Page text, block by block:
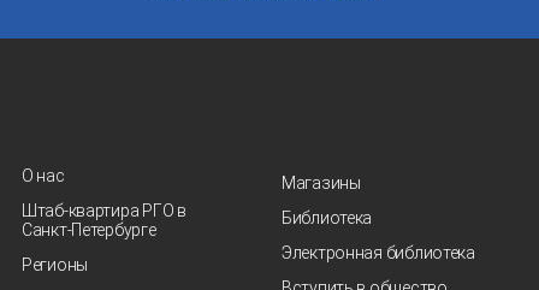
О нас
Штаб-квартира РГО в
Санкт‑Петербурге
Регионы
Магазины
Библиотека
Электронная библиотека